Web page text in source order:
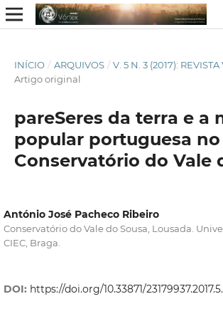
INÍCIO / ARQUIVOS / V. 5 N. 3 (2017): REVISTA
Artigo original
pareSeres da terra e a
popular portuguesa no
Conservatório do Vale
António José Pacheco Ribeiro
Conservatório do Vale do Sousa, Lousada.
CIEC, Braga.
DOI: https://doi.org/10.33871/